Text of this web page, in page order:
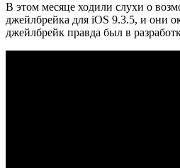
В этом месяце ходили слухи о
джейлбрейка для iOS 9.3.5, и они
джейлбрейк правда был в